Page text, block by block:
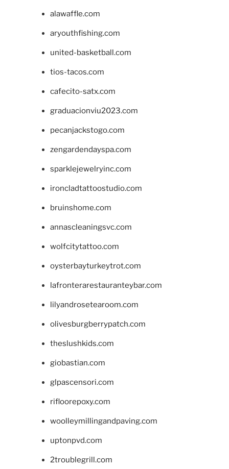
alawaffle.com
aryouthfishing.com
united-basketball.com
tios-tacos.com
cafecito-satx.com
graduacionviu2023.com
pecanjackstogo.com
zengardendayspa.com
sparklejewelryinc.com
ironcladtattoostudio.com
bruinshome.com
annascleaningsvc.com
wolfcitytattoo.com
oysterbayturkeytrot.com
lafronterarestauranteybar.com
lilyandrosetearoom.com
olivesburgberrypatch.com
theslushkids.com
giobastian.com
glpascensori.com
rifloorepoxy.com
woolleymillingandpaving.com
uptonpvd.com
2troublegrill.com